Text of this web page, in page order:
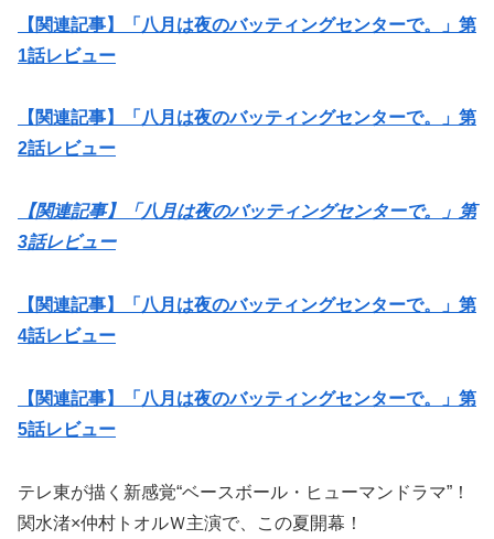
【関連記事】「八月は夜のバッティングセンターで。」第
1話レビュー
【関連記事】「八月は夜のバッティングセンターで。」第
2話レビュー
【関連記事】「八月は夜のバッティングセンターで。」第
3話レビュー
【関連記事】「八月は夜のバッティングセンターで。」第
4話レビュー
【関連記事】「八月は夜のバッティングセンターで。」第
5話レビュー
テレ東が描く新感覚“ベースボール・ヒューマンドラマ”！
関水渚×仲村トオルＷ主演で、この夏開幕！